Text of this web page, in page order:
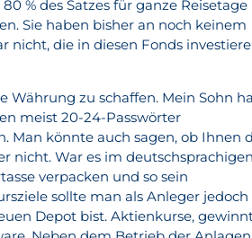
% des Satzes für ganze Reisetage
Sie haben bisher an noch keinem
nicht, die in diesen Fonds
Währung zu schaffen. Mein Sohn
meist 20-24-Passwörter
Man könnte auch sagen, ob Ihnen
nicht. War es im deutschsprachigen
verpacken und so sein
sollte man als Anleger jedoch
Depot bist. Aktienkurse,